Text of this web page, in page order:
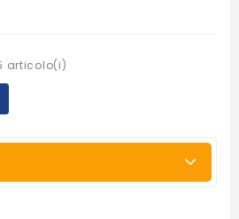
articolo(i)